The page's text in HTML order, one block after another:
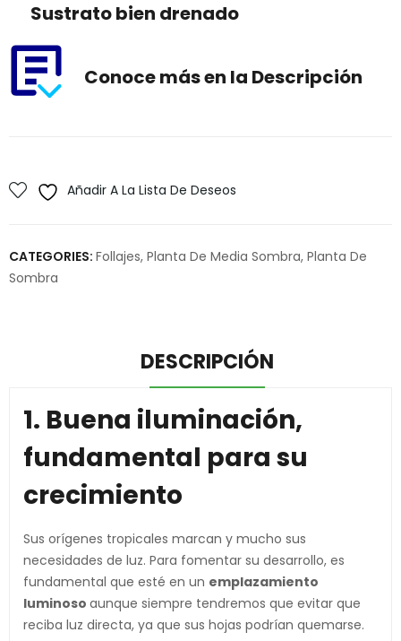
Sustrato bien drenado
Conoce más en la Descripción
Añadir A La Lista De Deseos
CATEGORIES: Follajes, Planta De Media Sombra, Planta De
Sombra
DESCRIPCIÓN
1. Buena iluminación,
fundamental para su
crecimiento
Sus orígenes tropicales marcan y mucho sus
necesidades de luz. Para fomentar su desarrollo, es
fundamental que esté en un emplazamiento
luminoso aunque siempre tendremos que evitar que
reciba luz directa, ya que sus hojas podrían quemarse.